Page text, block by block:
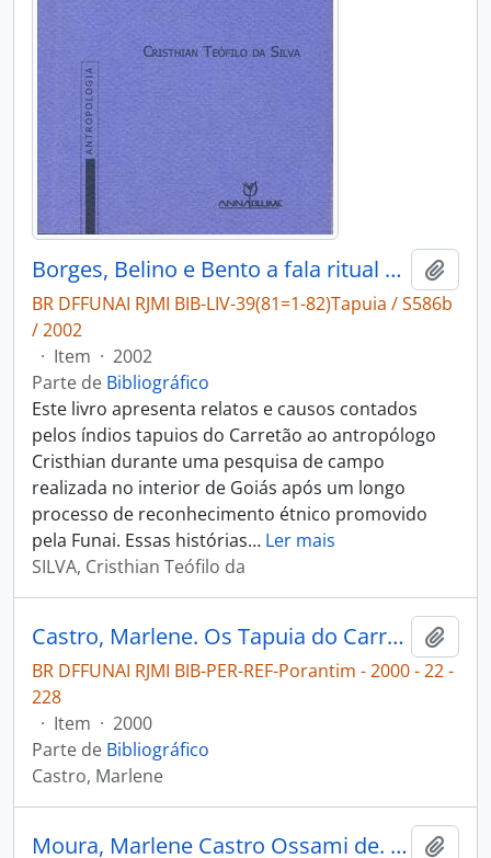
Borges, Belino e Bento a fala ritual entre os Tapuios de Goiás
BR DFFUNAI RJMI BIB-LIV-39(81=1-82)Tapuia / S586b
/ 2002
· Item · 2002
Parte de Bibliográfico
Este livro apresenta relatos e causos contados
pelos índios tapuios do Carretão ao antropólogo
Cristhian durante uma pesquisa de campo
realizada no interior de Goiás após um longo
processo de reconhecimento étnico promovido
pela Funai. Essas histórias… Ler mais
SILVA, Cristhian Teófilo da
Castro, Marlene. Os Tapuia do Carretão [Porantim: fruto da política de aldeamentos]
BR DFFUNAI RJMI BIB-PER-REF-Porantim - 2000 - 22 -
228
· Item · 2000
Parte de Bibliográfico
Castro, Marlene
Moura, Marlene Castro Ossami de. Os Tapuios do Carretão: etnogênese de um grupo indígena do Brasil Central [Habitus]